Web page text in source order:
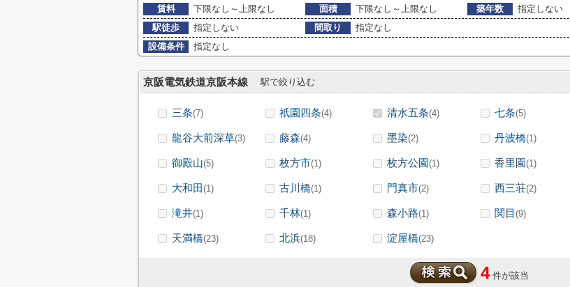
賃料
下限なし～上限なし 面積 下限なし～上限なし 築年数
指定しない
駅徒歩
指定しない 間取り
指定なし
設備条件
指定なし
京阪電気鉄道京阪本線 駅で絞り込む
三条(7) 祇園四条(4) 清水五条(4) 七条(5)
龍谷大前深草(3) 藤森(4) 墨染(2) 丹波橋(1)
御殿山(5) 枚方市(1) 枚方公園(1) 香里園(1)
大和田(1) 古川橋(1) 門真市(2) 西三荘(2)
滝井(1) 千林(1) 森小路(1) 関目 (9)
天満橋(23) 北浜(18) 淀屋橋(23)
4 件が該当